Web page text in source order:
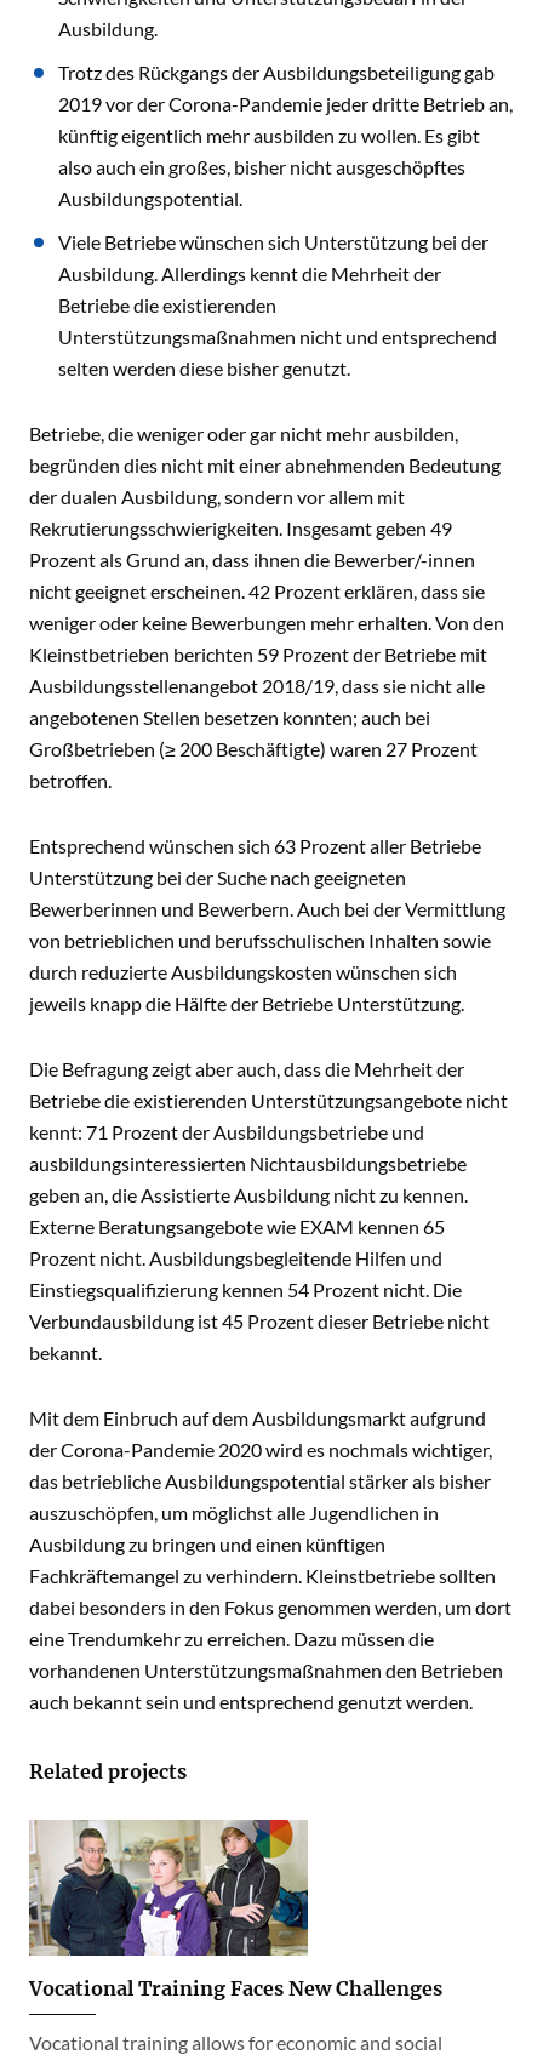
Ausbildung.
Trotz des Rückgangs der Ausbildungsbeteiligung gab
2019 vor der Corona-Pandemie jeder dritte Betrieb an,
künftig eigentlich mehr ausbilden zu wollen. Es gibt
also auch ein großes, bisher nicht ausgeschöpftes
Ausbildungspotential.
Viele Betriebe wünschen sich Unterstützung bei der
Ausbildung. Allerdings kennt die Mehrheit der
Betriebe die existierenden
Unterstützungsmaßnahmen nicht und entsprechend
selten werden diese bisher genutzt.
Betriebe, die weniger oder gar nicht mehr ausbilden,
begründen dies nicht mit einer abnehmenden Bedeutung
der dualen Ausbildung, sondern vor allem mit
Rekrutierungsschwierigkeiten. Insgesamt geben 49
Prozent als Grund an, dass ihnen die Bewerber/-innen
nicht geeignet erscheinen. 42 Prozent erklären, dass sie
weniger oder keine Bewerbungen mehr erhalten. Von den
Kleinstbetrieben berichten 59 Prozent der Betriebe mit
Ausbildungsstellenangebot 2018/19, dass sie nicht alle
angebotenen Stellen besetzen konnten; auch bei
Großbetrieben (≥ 200 Beschäftigte) waren 27 Prozent
betroffen.
Entsprechend wünschen sich 63 Prozent aller Betriebe
Unterstützung bei der Suche nach geeigneten
Bewerberinnen und Bewerbern. Auch bei der Vermittlung
von betrieblichen und berufsschulischen Inhalten sowie
durch reduzierte Ausbildungskosten wünschen sich
jeweils knapp die Hälfte der Betriebe Unterstützung.
Die Befragung zeigt aber auch, dass die Mehrheit der
Betriebe die existierenden Unterstützungsangebote nicht
kennt: 71 Prozent der Ausbildungsbetriebe und
ausbildungsinteressierten Nichtausbildungsbetriebe
geben an, die Assistierte Ausbildung nicht zu kennen.
Externe Beratungsangebote wie EXAM kennen 65
Prozent nicht. Ausbildungsbegleitende Hilfen und
Einstiegsqualifizierung kennen 54 Prozent nicht. Die
Verbundausbildung ist 45 Prozent dieser Betriebe nicht
bekannt.
Mit dem Einbruch auf dem Ausbildungsmarkt aufgrund
der Corona-Pandemie 2020 wird es nochmals wichtiger,
das betriebliche Ausbildungspotential stärker als bisher
auszuschöpfen, um möglichst alle Jugendlichen in
Ausbildung zu bringen und einen künftigen
Fachkräftemangel zu verhindern. Kleinstbetriebe sollten
dabei besonders in den Fokus genommen werden, um dort
eine Trendumkehr zu erreichen. Dazu müssen die
vorhandenen Unterstützungsmaßnahmen den Betrieben
auch bekannt sein und entsprechend genutzt werden.
Related projects
Vocational Training Faces New Challenges
Vocational training allows for economic and social